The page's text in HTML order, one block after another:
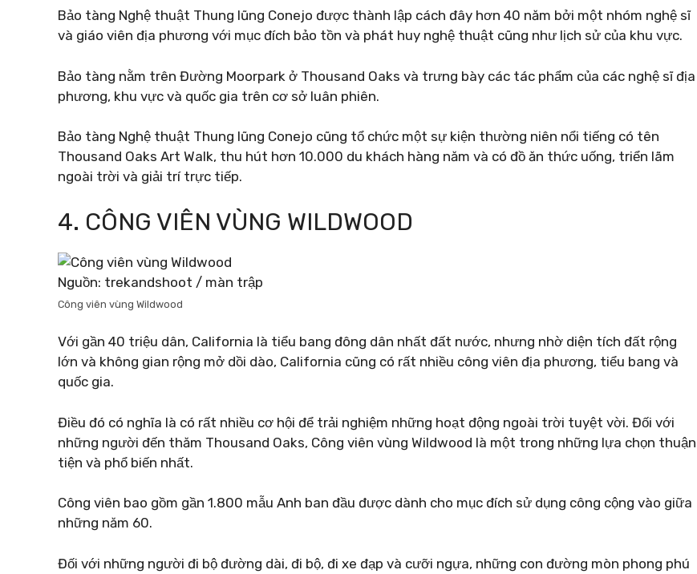
Bảo tàng Nghệ thuật Thung lũng Conejo được thành lập cách đây hơn 40 năm bởi một nhóm nghệ sĩ
và giáo viên địa phương với mục đích bảo tồn và phát huy nghệ thuật cũng như lịch sử của khu vực.
Bảo tàng nằm trên Đường Moorpark ở Thousand Oaks và trưng bày các tác phẩm của các nghệ sĩ địa
phương, khu vực và quốc gia trên cơ sở luân phiên.
Bảo tàng Nghệ thuật Thung lũng Conejo cũng tổ chức một sự kiện thường niên nổi tiếng có tên
Thousand Oaks Art Walk, thu hút hơn 10.000 du khách hàng năm và có đồ ăn thức uống, triển lãm
ngoài trời và giải trí trực tiếp.
4. CÔNG VIÊN VÙNG WILDWOOD
Nguồn: trekandshoot / màn trập
Công viên vùng Wildwood
Với gần 40 triệu dân, California là tiểu bang đông dân nhất đất nước, nhưng nhờ diện tích đất rộng
lớn và không gian rộng mở dồi dào, California cũng có rất nhiều công viên địa phương, tiểu bang và
quốc gia.
Điều đó có nghĩa là có rất nhiều cơ hội để trải nghiệm những hoạt động ngoài trời tuyệt vời. Đối với
những người đến thăm Thousand Oaks, Công viên vùng Wildwood là một trong những lựa chọn thuận
tiện và phổ biến nhất.
Công viên bao gồm gần 1.800 mẫu Anh ban đầu được dành cho mục đích sử dụng công cộng vào giữa
những năm 60.
Đối với những người đi bộ đường dài, đi bộ, đi xe đạp và cưỡi ngựa, những con đường mòn phong phú